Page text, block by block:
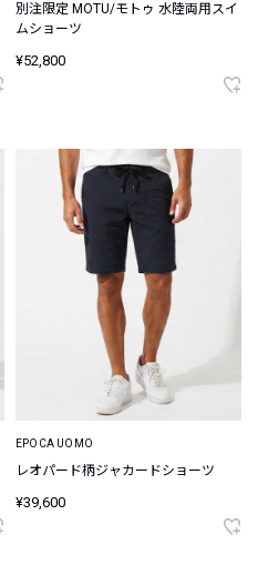
別注限定 MOTU/モトゥ 水陸両用スイ
ムショーツ
¥52,800
EPOCA UOMO
レオパード柄ジャカードショーツ
¥39,600